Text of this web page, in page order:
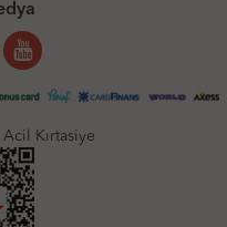
Kırtasiye